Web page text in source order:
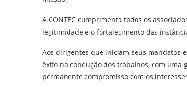
A CONTEC cumprimenta todos os
legitimidade e o fortalecimento das
Aos dirigentes que iniciam seus mandatos
êxito na condução dos trabalhos, com uma
permanente compromisso com os